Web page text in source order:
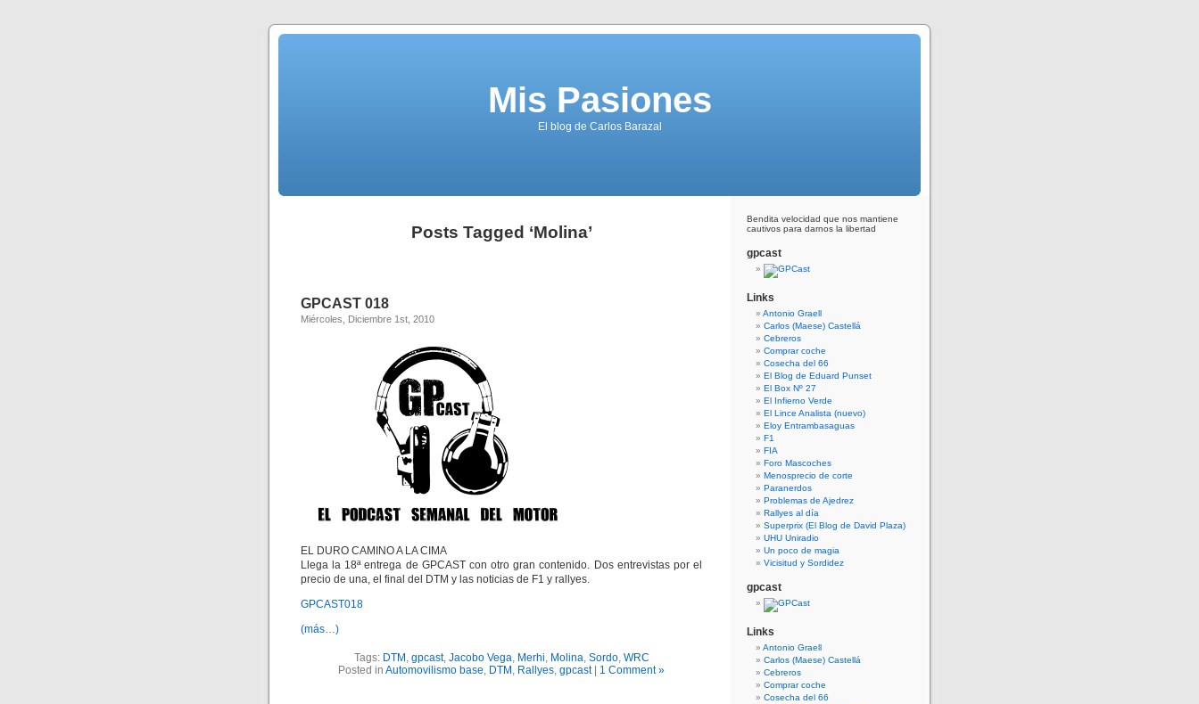
Mis Pasiones
El blog de Carlos Barazal
Posts Tagged ‘Molina’
GPCAST 018
Miércoles, Diciembre 1st, 2010
EL DURO CAMINO A LA CIMA
Llega la 18ª entrega de GPCAST con otro gran contenido. Dos entrevistas por el
precio de una, el final del DTM y las noticias de F1 y rallyes.
GPCAST018
(más…)
Tags: DTM , gpcast, Jacobo Vega, Merhi, Molina, Sordo, WRC
Posted in Automovilismo base, DTM , Rallyes, gpcast| 1 Comment »
Bendita velocidad que nos mantiene
cautivos para darnos la libertad
gpcast
Links
Antonio Graell
Carlos (Maese) Castellá
Cebreros
Comprar coche
Cosecha del 66
El Blog de Eduard Punset
El Box Nº 27
El Infierno Verde
El Lince Analista (nuevo)
Eloy Entrambasaguas
F1
FIA
Foro Mascoches
Menosprecio de corte
Paranerdos
Problemas de Ajedrez
Rallyes al día
Superprix (El Blog de David Plaza)
UHU Uniradio
Un poco de magia
Vicisitud y Sordidez
gpcast
Links
Antonio Graell
Carlos (Maese) Castellá
Cebreros
Comprar coche
Cosecha del 66